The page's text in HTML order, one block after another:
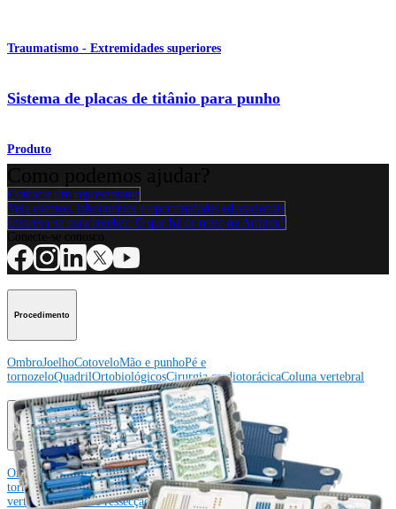
Traumatismo - Extremidades superiores
Sistema de placas de titânio para punho
Produto
Contacte um representante
Veja eventos, laboratórios e oportunidades educacionais
Inscreva-se para receber: O que há de novo na Arthrex?
Procedimento
OmbroJoelhoCotoveloMão e punhoPé e
tornozeloQuadrilOrtobiológicosCirurgia cardiotorácicaColuna vertebral
Producto
OmbroJoelhoCotoveloMão e punhoPé e
tornozeloQuadrilOrtobiológicosCirurgia cardiotorácicaColuna
vertebralImagem e ressecção